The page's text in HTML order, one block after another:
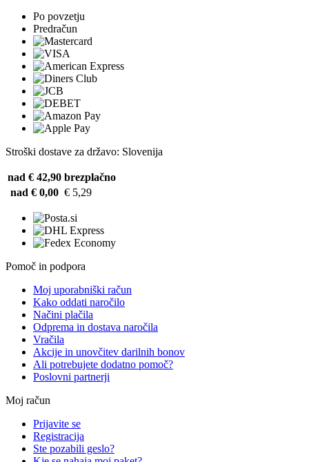
Po povzetju
Predračun
Stroški dostave za državo: Slovenija
nad € 42,90 brezplačno
nad € 0,00 € 5,29
Pomoč in podpora
Moj uporabniški račun
Kako oddati naročilo
Načini plačila
Odprema in dostava naročila
Vračila
Akcije in unovčitev darilnih bonov
Ali potrebujete dodatno pomoč?
Poslovni partnerji
Moj račun
Prijavite se
Registracija
Ste pozabili geslo?